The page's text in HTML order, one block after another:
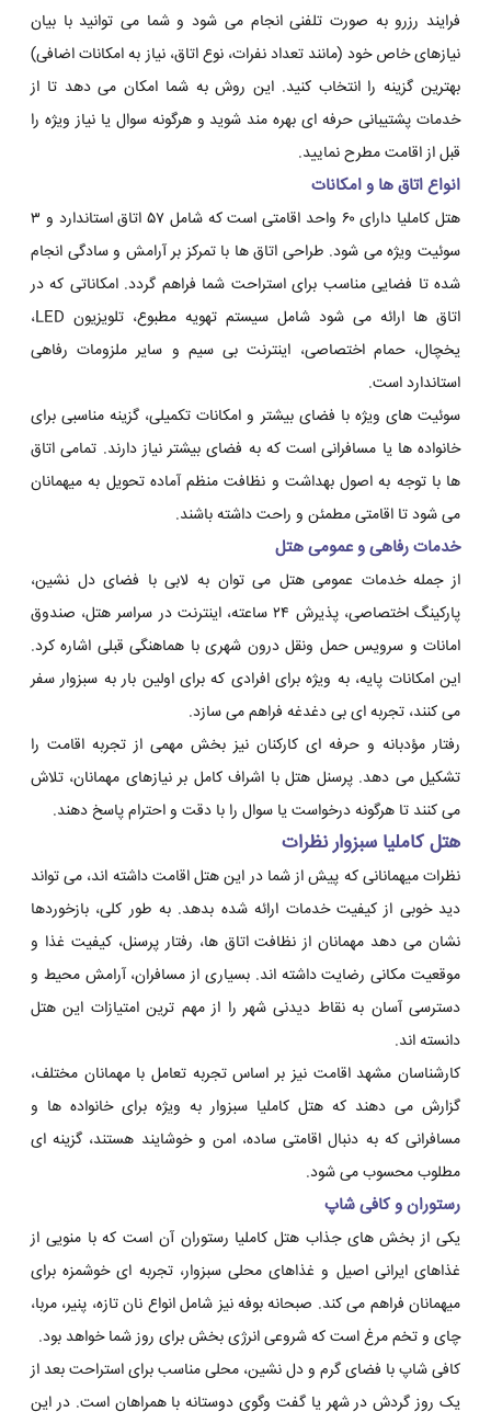
فرایند رزرو به صورت تلفنی انجام می شود و شما می توانید با بیان
نیازهای خاص خود (مانند تعداد نفرات، نوع اتاق، نیاز به امکانات اضافی)
بهترین گزینه را انتخاب کنید. این روش به شما امکان می دهد تا از
خدمات پشتیبانی حرفه ای بهره مند شوید و هرگونه سوال یا نیاز ویژه را
قبل از اقامت مطرح نمایید.
انواع اتاق ها و امکانات
هتل کاملیا دارای ۶۰ واحد اقامتی است که شامل ۵۷ اتاق استاندارد و ۳
سوئیت ویژه می شود. طراحی اتاق ها با تمرکز بر آرامش و سادگی انجام
شده تا فضایی مناسب برای استراحت شما فراهم گردد. امکاناتی که در
اتاق ها ارائه می شود شامل سیستم تهویه مطبوع، تلویزیون LED،
یخچال، حمام اختصاصی، اینترنت بی سیم و سایر ملزومات رفاهی
استاندارد است.
سوئیت های ویژه با فضای بیشتر و امکانات تکمیلی، گزینه مناسبی برای
خانواده ها یا مسافرانی است که به فضای بیشتر نیاز دارند. تمامی اتاق
ها با توجه به اصول بهداشت و نظافت منظم آماده تحویل به میهمانان
می شود تا اقامتی مطمئن و راحت داشته باشند.
خدمات رفاهی و عمومی هتل
از جمله خدمات عمومی هتل می توان به لابی با فضای دل نشین،
پارکینگ اختصاصی، پذیرش ۲۴ ساعته، اینترنت در سراسر هتل، صندوق
امانات و سرویس حمل ونقل درون شهری با هماهنگی قبلی اشاره کرد.
این امکانات پایه، به ویژه برای افرادی که برای اولین بار به سبزوار سفر
می کنند، تجربه ای بی دغدغه فراهم می سازد.
رفتار مؤدبانه و حرفه ای کارکنان نیز بخش مهمی از تجربه اقامت را
تشکیل می دهد. پرسنل هتل با اشراف کامل بر نیازهای مهمانان، تلاش
می کنند تا هرگونه درخواست یا سوال را با دقت و احترام پاسخ دهند.
هتل کاملیا سبزوار نظرات
نظرات میهمانانی که پیش از شما در این هتل اقامت داشته اند، می تواند
دید خوبی از کیفیت خدمات ارائه شده بدهد. به طور کلی، بازخوردها
نشان می دهد مهمانان از نظافت اتاق ها، رفتار پرسنل، کیفیت غذا و
موقعیت مکانی رضایت داشته اند. بسیاری از مسافران، آرامش محیط و
دسترسی آسان به نقاط دیدنی شهر را از مهم ترین امتیازات این هتل
دانسته اند.
کارشناسان مشهد اقامت نیز بر اساس تجربه تعامل با مهمانان مختلف،
گزارش می دهند که هتل کاملیا سبزوار به ویژه برای خانواده ها و
مسافرانی که به دنبال اقامتی ساده، امن و خوشایند هستند، گزینه ای
مطلوب محسوب می شود.
رستوران و کافی شاپ
یکی از بخش های جذاب هتل کاملیا رستوران آن است که با منویی از
غذاهای ایرانی اصیل و غذاهای محلی سبزوار، تجربه ای خوشمزه برای
میهمانان فراهم می کند. صبحانه بوفه نیز شامل انواع نان تازه، پنیر، مربا،
چای و تخم مرغ است که شروعی انرژی بخش برای روز شما خواهد بود.
کافی شاپ با فضای گرم و دل نشین، محلی مناسب برای استراحت بعد از
یک روز گردش در شهر یا گفت وگوی دوستانه با همراهان است. در این